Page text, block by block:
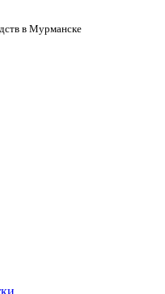
в Мурманске